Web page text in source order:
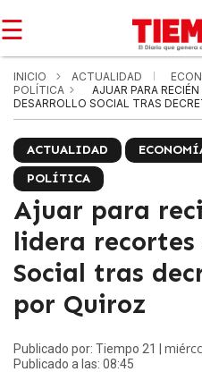
☰
INICIO ACTUALIDAD
POLÍTICA
AJUAR PARA
DESARROLLO SOCIAL TRAS
ACTUALIDAD
POLÍTICA
Ajuar para
lidera
Social tras
por Quiroz
Publicado por: Tiempo 21 |
Publicado a las: 08:45